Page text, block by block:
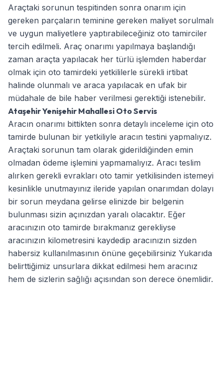
Araçtaki sorunun tespitinden sonra onarım için
gereken parçaların teminine gereken maliyet sorulmalı
ve uygun maliyetlere yaptırabileceğiniz oto tamirciler
tercih edilmeli. Araç onarımı yapılmaya başlandığı
zaman araçta yapılacak her türlü işlemden haberdar
olmak için oto tamirdeki yetkililerle sürekli irtibat
halinde olunmalı ve araca yapılacak en ufak bir
müdahale de bile haber verilmesi gerektiği istenebilir.
Ataşehir Yenişehir Mahallesi Oto Servis
Aracın onarımı bittikten sonra detaylı inceleme için oto
tamirde bulunan bir yetkiliyle aracın testini yapmalıyız.
Araçtaki sorunun tam olarak giderildiğinden emin
olmadan ödeme işlemini yapmamalıyız. Aracı teslim
alırken gerekli evrakları oto tamir yetkilisinden istemeyi
kesinlikle unutmayınız ileride yapılan onarımdan dolayı
bir sorun meydana gelirse elinizde bir belgenin
bulunması sizin açınızdan yaralı olacaktır. Eğer
aracınızın oto tamirde bırakmanız gerekliyse
aracınızın kilometresini kaydedip aracınızın sizden
habersiz kullanılmasının önüne geçebilirsiniz Yukarıda
belirttiğimiz unsurlara dikkat edilmesi hem aracınız
hem de sizlerin sağlığı açısından son derece önemlidir.